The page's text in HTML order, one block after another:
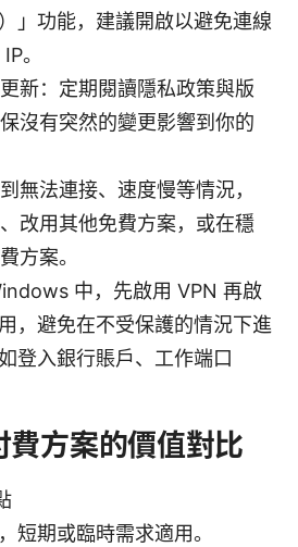
」功能，建議開啟以避免連線
。
新：定期閱讀隱私政策與版
沒有突然的變更影響到你的
無法連接、速度慢等情況，
改用其他免費方案，或在穩
方案。
中，先啟用 VPN 再啟
，避免在不受保護的情況下進
登入銀行賬戶、工作端口
費方案的價值對比
短期或臨時需求適用。